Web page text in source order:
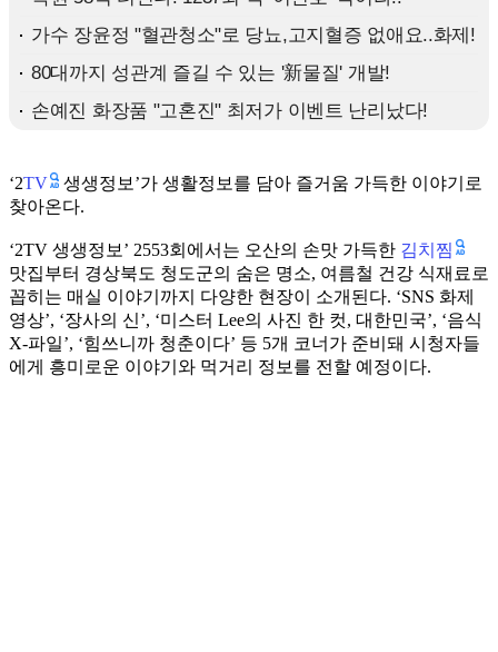
‘2TV
생생정보’가 생활정보를 담아 즐거움 가득한 이야기로
찾아온다.
‘2TV 생생정보’ 2553회에서는 오산의 손맛 가득한 김치찜
맛집부터 경상북도 청도군의 숨은 명소, 여름철 건강 식재료로
꼽히는 매실 이야기까지 다양한 현장이 소개된다. ‘SNS 화제
영상’, ‘장사의 신’, ‘미스터 Lee의 사진 한 컷, 대한민국’, ‘음식
X-파일’, ‘힘쓰니까 청춘이다’ 등 5개 코너가 준비돼 시청자들
에게 흥미로운 이야기와 먹거리 정보를 전할 예정이다.